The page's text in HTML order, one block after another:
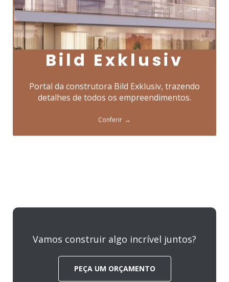
Bild Exklusiv
Portal da construtora Bild Exklusiv, trazendo
detalhes de todos os empreendimentos.
Conferir
Vamos construir algo incrível juntos?
PEÇA UM ORÇAMENTO